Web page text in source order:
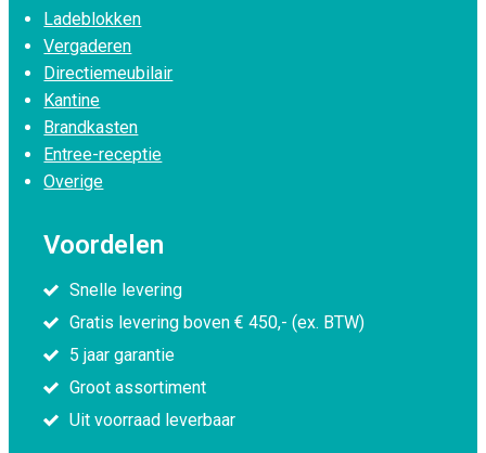
Ladeblokken
Vergaderen
Directiemeubilair
Kantine
Brandkasten
Entree-receptie
Overige
Voordelen
Snelle levering
Gratis levering boven € 450,- (ex. BTW)
5 jaar garantie
Groot assortiment
Uit voorraad leverbaar